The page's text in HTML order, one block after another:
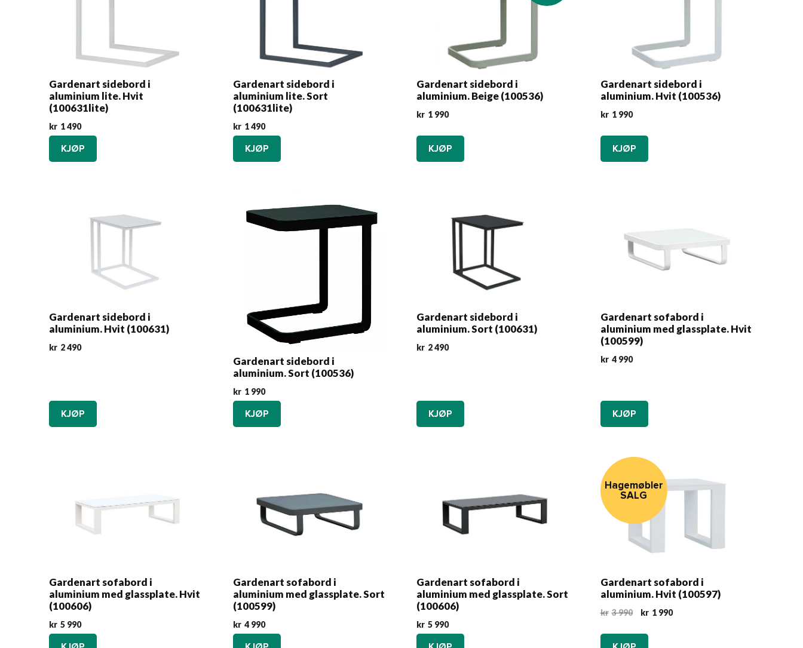
Gardenart sidebord i
aluminium lite. Hvit
(100631lite)
kr 1 490
KJØP
Gardenart sidebord i
aluminium lite. Sort
(100631lite)
kr 1 490
KJØP
Gardenart sidebord i
aluminium. Beige (100536)
kr 1 990
KJØP
Gardenart sidebord i
aluminium. Hvit (100536)
kr 1 990
KJØP
Gardenart sidebord i
aluminium. Hvit (100631)
kr 2 490
KJØP
Gardenart sidebord i
aluminium. Sort (100536)
kr 1 990
KJØP
Gardenart sidebord i
aluminium. Sort (100631)
kr 2 490
KJØP
Gardenart sofabord i
aluminium med glassplate. Hvit
(100599)
kr 4 990
KJØP
Gardenart sofabord i
aluminium med glassplate. Hvit
(100606)
kr 5 990
Gardenart sofabord i
aluminium med glassplate. Sort
(100599)
kr 4 990
Gardenart sofabord i
aluminium med glassplate. Sort
(100606)
kr 5 990
Hagemøbler
SALG
Gardenart sofabord i
aluminium. Hvit (100597)
kr 3 990
Opprinnelig
var:
kr 1 990Nåværende